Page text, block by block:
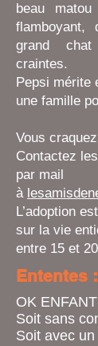
beau
grand
craintes.
Pepsi mérite
une famille
Vous
Contactez
par mail
à
L’adoption
sur la vie
entre 15 et
Ententes :
OK
Soit sans
Soit avec